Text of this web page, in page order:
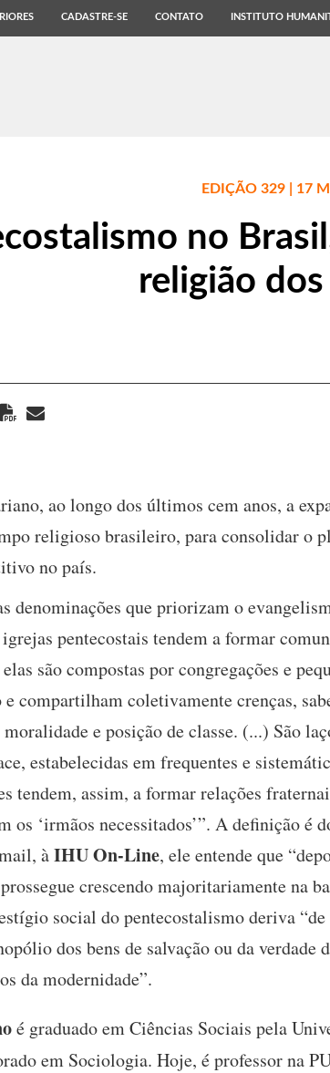
CADASTRE-SE CONTATO INSTITUTO
EDIÇÃO 329 | 17
no
religião
ao longo dos últimos cem anos, a
religioso brasileiro, para consolidar o
no país.
denominações que priorizam o
pentecostais tendem a formar
são compostas por congregações e
compartilham coletivamente crenças,
e posição de classe. (...) São
estabelecidas em frequentes e
tendem, assim, a formar relações
os ‘irmãos necessitados’”. A definição é
àIHU On-Line, ele entende que
crescendo majoritariamente na
social do pentecostalismo deriva
dos bens de salvação ou da verdade
da modernidade”.
é graduado em Ciências Sociais pela
em Sociologia. Hoje, é professor na